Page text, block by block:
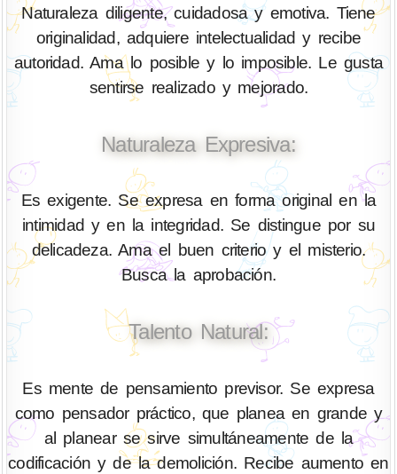
Naturaleza diligente, cuidadosa y emotiva. Tiene
originalidad, adquiere intelectualidad y recibe
autoridad. Ama lo posible y lo imposible. Le gusta
sentirse realizado y mejorado.
Naturaleza Expresiva:
Es exigente. Se expresa en forma original en la
intimidad y en la integridad. Se distingue por su
delicadeza. Ama el buen criterio y el misterio.
Busca la aprobación.
Talento Natural:
Es mente de pensamiento previsor. Se expresa
como pensador práctico, que planea en grande y
al planear se sirve simultáneamente de la
codificación y de la demolición. Recibe aumento en